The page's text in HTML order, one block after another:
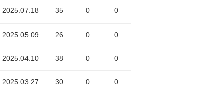
2025.07.18 35 0 0
2025.05.09 26 0 0
2025.04.10 38 0 0
2025.03.27 30 0 0